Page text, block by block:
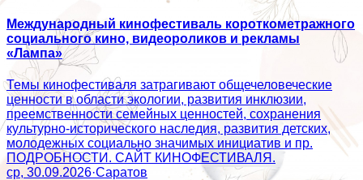
Международный кинофестиваль короткометражного
социального кино, видеороликов и рекламы
«Лампа»
Темы кинофестиваля затрагивают общечеловеческие
ценности в области экологии, развития инклюзии,
преемственности семейных ценностей, сохранения
культурно-исторического наследия, развития детских,
молодежных социально значимых инициатив и пр.
ПОДРОБНОСТИ. САЙТ КИНОФЕСТИВАЛЯ.
ср, 30.09.2026·Саратов